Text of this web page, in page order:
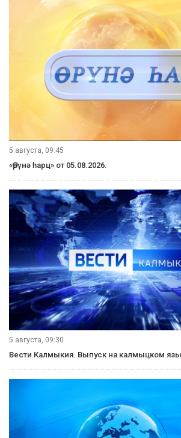
5 августа, 09:45
«Өрүнә һарц» от 05.08.2026.
5 августа, 09:30
Вести Калмыкия. Выпуск на калмыцком